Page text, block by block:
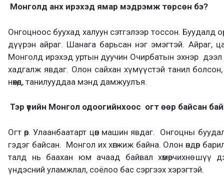
Монголд анх ирэхэд ямар мэдрэмж төрсөн бэ?
Онгоцноос буухад халуун сэтгэлээр тоссон. Буудалд
дүүрэн айраг. Шанага барьсан нэг эмэгтэй. Айраг,
Монголд ирэхэд уртын дуучин Очирбатын эхнэр дээл
хадгалж явдаг. Олон сайхан хүмүүстэй танил
нөхөд, танилууддаа мэнд дамжуулъя.
Тэр үеийн Монгол одоогийнхоос огт өөр байсан
Огт өөр. Улаанбаатарт цөөн машин явдаг. Онгоцны
гэдэг байсан. Монгол их хөгжиж байна. Олон өндөр
талд нь баахан юм ачаад байвал хөмөрчихнө шүү
үндэсний уламжлал, соёлоо бас сэргээх хэрэгтэй.